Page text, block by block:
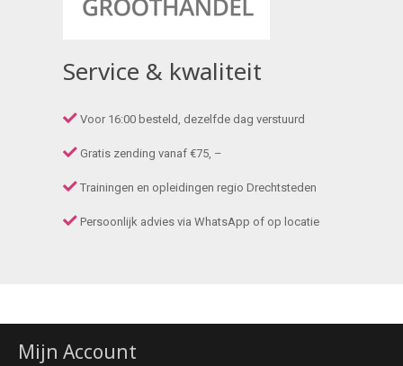
Service & kwaliteit
Voor 16:00 besteld, dezelfde dag verstuurd
Gratis zending vanaf €75, –
Trainingen en opleidingen regio Drechtsteden
Persoonlijk advies via WhatsApp of op locatie
Mijn Account